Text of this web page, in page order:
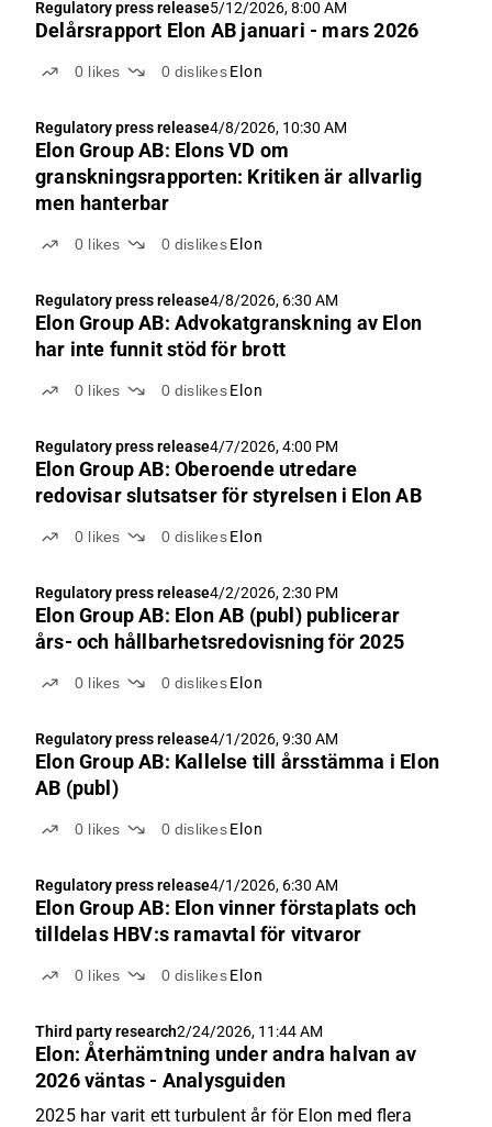
Regulatory press release5/12/2026, 8:00 AM
Delårsrapport Elon AB januari - mars 2026
0 likes 0 dislikes Elon
Regulatory press release4/8/2026, 10:30 AM
Elon Group AB: Elons VD om
granskningsrapporten: Kritiken är allvarlig
men hanterbar
0 likes 0 dislikes Elon
Regulatory press release4/8/2026, 6:30 AM
Elon Group AB: Advokatgranskning av Elon
har inte funnit stöd för brott
0 likes 0 dislikes Elon
Regulatory press release4/7/2026, 4:00 PM
Elon Group AB: Oberoende utredare
redovisar slutsatser för styrelsen i Elon AB
0 likes 0 dislikes Elon
Regulatory press release4/2/2026, 2:30 PM
Elon Group AB: Elon AB (publ) publicerar
års- och hållbarhetsredovisning för 2025
0 likes 0 dislikes Elon
Regulatory press release4/1/2026, 9:30 AM
Elon Group AB: Kallelse till årsstämma i Elon
AB (publ)
0 likes 0 dislikes Elon
Regulatory press release4/1/2026, 6:30 AM
Elon Group AB: Elon vinner förstaplats och
tilldelas HBV:s ramavtal för vitvaror
0 likes 0 dislikes Elon
Third party research2/24/2026, 11:44 AM
Elon: Återhämtning under andra halvan av
2026 väntas - Analysguiden
2025 har varit ett turbulent år för Elon med flera